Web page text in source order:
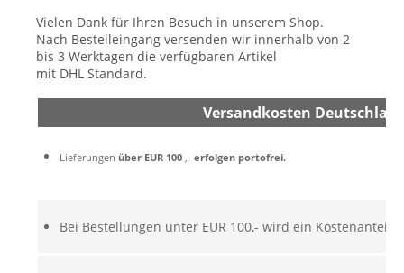
Vielen Dank für Ihren Besuch in unserem Shop.
Nach Bestelleingang versenden wir innerhalb von 2
bis 3 Werktagen die verfügbaren Artikel
mit DHL Standard.
Versandkosten
Lieferungen über EUR 100 ,- erfolgen portofrei.
Bei Bestellungen unter EUR 100,- wird ein Kostenanteil